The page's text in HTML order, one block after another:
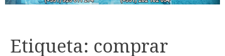
Etiqueta: comprar